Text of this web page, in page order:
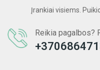
Įrankiai visiems.
Reikia pagalbos?